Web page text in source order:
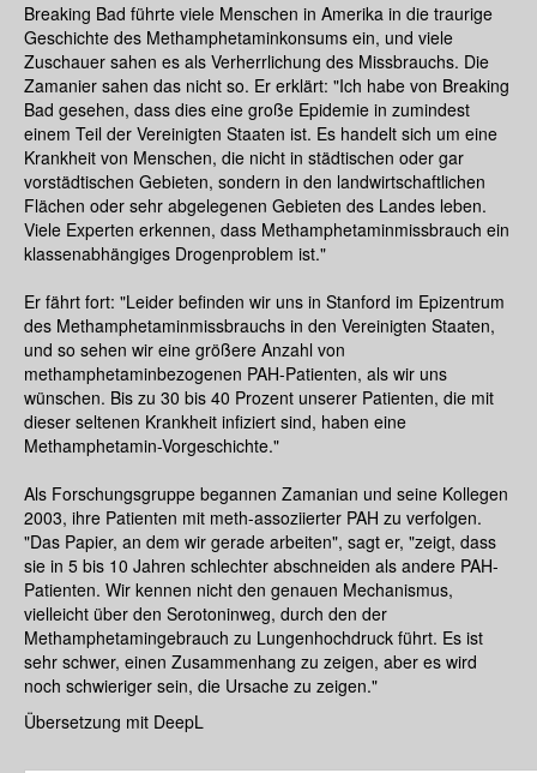
Breaking Bad führte viele Menschen in Amerika in die traurige
Geschichte des Methamphetaminkonsums ein, und viele
Zuschauer sahen es als Verherrlichung des Missbrauchs. Die
Zamanier sahen das nicht so. Er erklärt: "Ich habe von Breaking
Bad gesehen, dass dies eine große Epidemie in zumindest
einem Teil der Vereinigten Staaten ist. Es handelt sich um eine
Krankheit von Menschen, die nicht in städtischen oder gar
vorstädtischen Gebieten, sondern in den landwirtschaftlichen
Flächen oder sehr abgelegenen Gebieten des Landes leben.
Viele Experten erkennen, dass Methamphetaminmissbrauch ein
klassenabhängiges Drogenproblem ist."
Er fährt fort: "Leider befinden wir uns in Stanford im Epizentrum
des Methamphetaminmissbrauchs in den Vereinigten Staaten,
und so sehen wir eine größere Anzahl von
methamphetaminbezogenen PAH-Patienten, als wir uns
wünschen. Bis zu 30 bis 40 Prozent unserer Patienten, die mit
dieser seltenen Krankheit infiziert sind, haben eine
Methamphetamin-Vorgeschichte."
Als Forschungsgruppe begannen Zamanian und seine Kollegen
2003, ihre Patienten mit meth-assoziierter PAH zu verfolgen.
"Das Papier, an dem wir gerade arbeiten", sagt er, "zeigt, dass
sie in 5 bis 10 Jahren schlechter abschneiden als andere PAH-
Patienten. Wir kennen nicht den genauen Mechanismus,
vielleicht über den Serotoninweg, durch den der
Methamphetamingebrauch zu Lungenhochdruck führt. Es ist
sehr schwer, einen Zusammenhang zu zeigen, aber es wird
noch schwieriger sein, die Ursache zu zeigen."
Übersetzung mit DeepL